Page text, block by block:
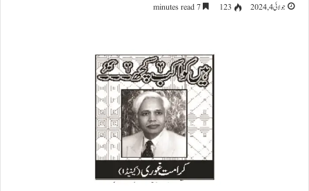
جولائی 4, 2024 123